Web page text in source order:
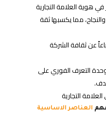
هوية العلامة التجارية
مما يكسبها ثقة
عن ثقافة الشركة
التعرف الفوري على
التجارية
العناصر الاساسية